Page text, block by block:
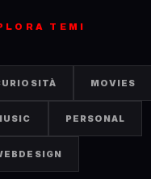
TEMI
MOVIES
PERSONAL